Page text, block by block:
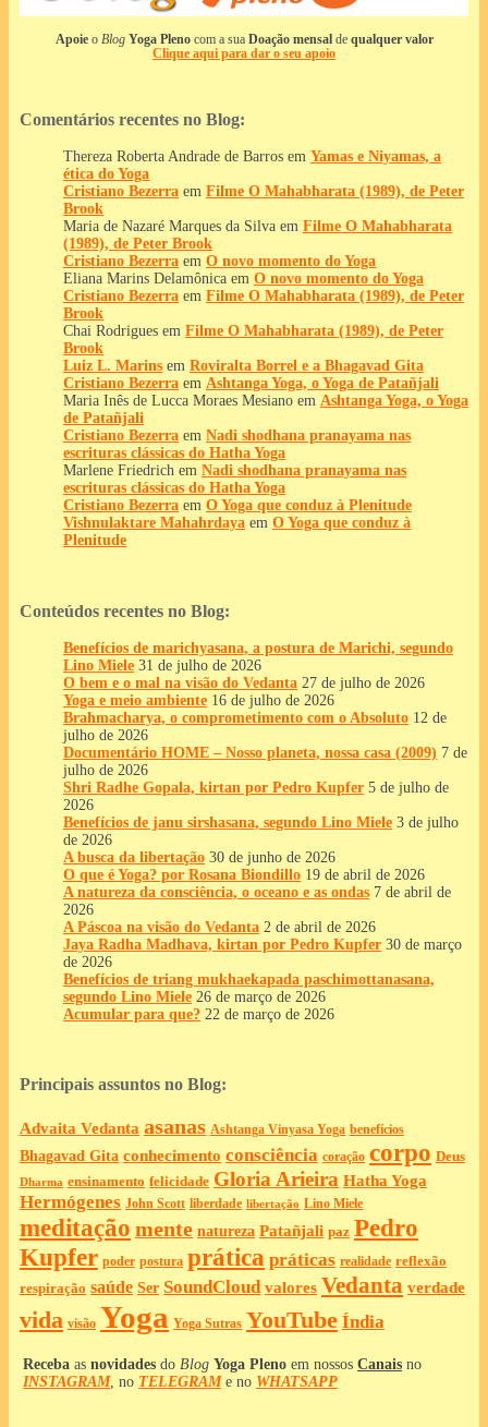
Apoieo Blog Yoga Plenocom a sua Doação mensalde qualquer valor
Clique aqui para dar o seu apoio
Comentários recentes no Blog:
Thereza Roberta Andrade de Barros em Yamas e Niyamas, a
ética do Yoga
Cristiano Bezerra em Filme O Mahabharata (1989), de Peter
Brook
Maria de Nazaré Marques da Silva em Filme O Mahabharata
(1989), de Peter Brook
Cristiano Bezerra em O novo momento do Yoga
Eliana Marins Delamônica em O novo momento do Yoga
Cristiano Bezerra em Filme O Mahabharata (1989), de Peter
Brook
Chai Rodrigues em Filme O Mahabharata (1989), de Peter
Brook
Luiz L. Marins em Roviralta Borrel e a Bhagavad Gita
Cristiano Bezerra em Ashtanga Yoga, o Yoga de Patañjali
Maria Inês de Lucca Moraes Mesiano em Ashtanga Yoga, o Yoga
de Patañjali
Cristiano Bezerra em Nadi shodhana pranayama nas
escrituras clássicas do Hatha Yoga
Marlene Friedrich em Nadi shodhana pranayama nas
escrituras clássicas do Hatha Yoga
Cristiano Bezerra em O Yoga que conduz à Plenitude
Vishnulaktare Mahahrdaya em O Yoga que conduz à
Plenitude
Conteúdos recentes no Blog:
Benefícios de marichyasana, a postura de Marichi, segundo
Lino Miele 31 de julho de 2026
O bem e o mal na visão do Vedanta 27 de julho de 2026
Yoga e meio ambiente 16 de julho de 2026
Brahmacharya, o comprometimento com o Absoluto 12 de
julho de 2026
Documentário HOME – Nosso planeta, nossa casa (2009) 7 de
julho de 2026
Shri Radhe Gopala, kirtan por Pedro Kupfer 5 de julho de
2026
Benefícios de janu sirshasana, segundo Lino Miele 3 de julho
de 2026
A busca da libertação 30 de junho de 2026
O que é Yoga? por Rosana Biondillo 19 de abril de 2026
A natureza da consciência, o oceano e as ondas 7 de abril de
2026
A Páscoa na visão do Vedanta 2 de abril de 2026
Jaya Radha Madhava, kirtan por Pedro Kupfer 30 de março
de 2026
Benefícios de triang mukhaekapada paschimottanasana,
segundo Lino Miele 26 de março de 2026
Acumular para que? 22 de março de 2026
Principais assuntos no Blog:
Advaita Vedanta asanas Ashtanga Vinyasa Yoga benefícios
Bhagavad Gita conhecimento consciência coração corpo Deus
Dharma ensinamento felicidade Gloria Arieira Hatha Yoga
Hermógenes John Scott liberdade libertação Lino Miele
meditação mente natureza Patañjali paz Pedro
Kupfer poder postura prática práticas realidade reflexão
respiração saúde Ser SoundCloud valores Vedanta verdade
vida visão Yoga Yoga Sutras YouTube Índia
Receba as novidades do Blog Yoga Pleno em nossos Canais no
INSTAGRAM, no TELEGRAMe no WHATSAPP